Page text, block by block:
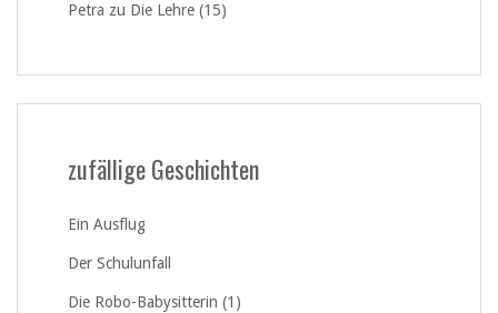
Petra zu Die Lehre (15)
zufällige Geschichten
Ein Ausflug
Der Schulunfall
Die Robo-Babysitterin (1)